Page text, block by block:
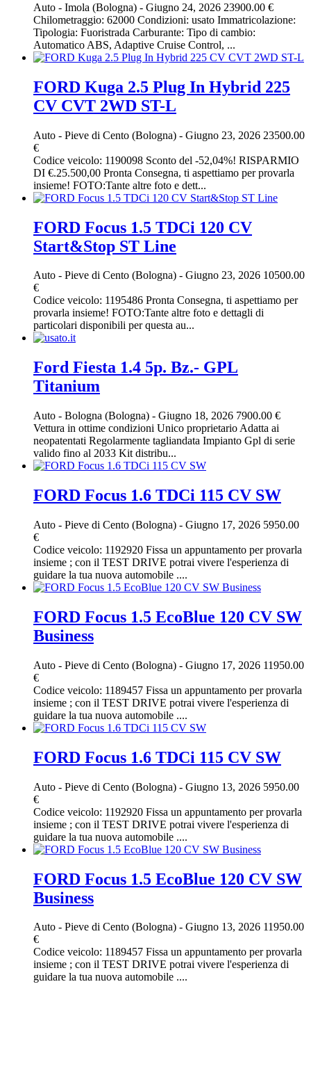
Auto - Imola (Bologna) - Giugno 24, 2026 23900.00 €
Chilometraggio: 62000 Condizioni: usato Immatricolazione:
Tipologia: Fuoristrada Carburante: Tipo di cambio:
Automatico ABS, Adaptive Cruise Control, ...
FORD Kuga 2.5 Plug In Hybrid 225
CV CVT 2WD ST-L
Auto - Pieve di Cento (Bologna) - Giugno 23, 2026 23500.00
€
Codice veicolo: 1190098 Sconto del -52,04%! RISPARMIO
DI €.25.500,00 Pronta Consegna, ti aspettiamo per provarla
insieme! FOTO:Tante altre foto e dett...
FORD Focus 1.5 TDCi 120 CV
Start&Stop ST Line
Auto - Pieve di Cento (Bologna) - Giugno 23, 2026 10500.00
€
Codice veicolo: 1195486 Pronta Consegna, ti aspettiamo per
provarla insieme! FOTO:Tante altre foto e dettagli di
particolari disponibili per questa au...
Ford Fiesta 1.4 5p. Bz.- GPL
Titanium
Auto - Bologna (Bologna) - Giugno 18, 2026 7900.00 €
Vettura in ottime condizioni Unico proprietario Adatta ai
neopatentati Regolarmente tagliandata Impianto Gpl di serie
valido fino al 2033 Kit distribu...
FORD Focus 1.6 TDCi 115 CV SW
Auto - Pieve di Cento (Bologna) - Giugno 17, 2026 5950.00
€
Codice veicolo: 1192920 Fissa un appuntamento per provarla
insieme ; con il TEST DRIVE potrai vivere l'esperienza di
guidare la tua nuova automobile ....
FORD Focus 1.5 EcoBlue 120 CV SW
Business
Auto - Pieve di Cento (Bologna) - Giugno 17, 2026 11950.00
€
Codice veicolo: 1189457 Fissa un appuntamento per provarla
insieme ; con il TEST DRIVE potrai vivere l'esperienza di
guidare la tua nuova automobile ....
FORD Focus 1.6 TDCi 115 CV SW
Auto - Pieve di Cento (Bologna) - Giugno 13, 2026 5950.00
€
Codice veicolo: 1192920 Fissa un appuntamento per provarla
insieme ; con il TEST DRIVE potrai vivere l'esperienza di
guidare la tua nuova automobile ....
FORD Focus 1.5 EcoBlue 120 CV SW
Business
Auto - Pieve di Cento (Bologna) - Giugno 13, 2026 11950.00
€
Codice veicolo: 1189457 Fissa un appuntamento per provarla
insieme ; con il TEST DRIVE potrai vivere l'esperienza di
guidare la tua nuova automobile ....